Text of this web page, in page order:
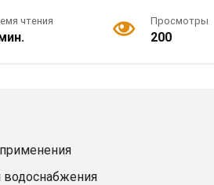
чтения Просмотры
200
водоснабжения